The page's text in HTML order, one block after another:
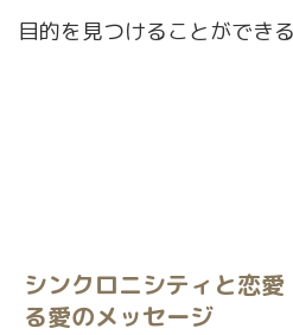
目的を見つけることができ
シンクロニシティと恋愛
る愛のメッセージ